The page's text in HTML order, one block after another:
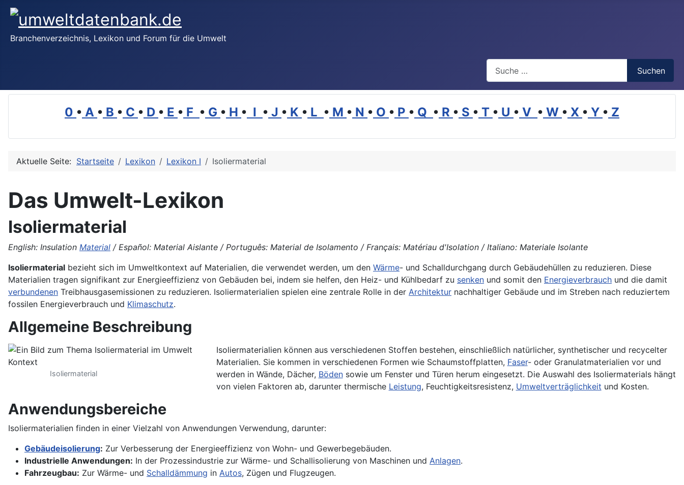
Branchenverzeichnis, Lexikon und Forum für die Umwelt
Suchen
0 • A • B • C • D • E • F • G • H • I • J • K • L • M • N • O • P • Q • R • S • T • U • V • W • X • Y • Z
Aktuelle Seite: Startseite Lexikon Lexikon I Isoliermaterial
Das Umwelt-Lexikon
Isoliermaterial
English: Insulation Material / Español: Material Aislante / Português: Material de Isolamento / Français: Matériau d'Isolation / Italiano: Materiale Isolante
Isoliermaterial bezieht sich im Umweltkontext auf Materialien, die verwendet werden, um den Wärme- und Schalldurchgang durch Gebäudehüllen zu reduzieren. Diese
Materialien tragen signifikant zur Energieeffizienz von Gebäuden bei, indem sie helfen, den Heiz- und Kühlbedarf zu senken und somit den Energieverbrauch und die damit
verbundenen Treibhausgasemissionen zu reduzieren. Isoliermaterialien spielen eine zentrale Rolle in der Architektur nachhaltiger Gebäude und im Streben nach reduziertem
fossilen Energieverbrauch und Klimaschutz.
Allgemeine Beschreibung
Isoliermaterial
Isoliermaterialien können aus verschiedenen Stoffen bestehen, einschließlich natürlicher, synthetischer und recycelter
Materialien. Sie kommen in verschiedenen Formen wie Schaumstoffplatten, Faser- oder Granulatmaterialien vor und
werden in Wände, Dächer, Bödensowie um Fenster und Türen herum eingesetzt. Die Auswahl des Isoliermaterials hängt
von vielen Faktoren ab, darunter thermische Leistung, Feuchtigkeitsresistenz, Umweltverträglichkeit und Kosten.
Anwendungsbereiche
Isoliermaterialien finden in einer Vielzahl von Anwendungen Verwendung, darunter:
Gebäudeisolierung: Zur Verbesserung der Energieeffizienz von Wohn- und Gewerbegebäuden.
Industrielle Anwendungen: In der Prozessindustrie zur Wärme- und Schallisolierung von Maschinen und Anlagen.
Fahrzeugbau: Zur Wärme- und Schalldämmung in Autos, Zügen und Flugzeugen.